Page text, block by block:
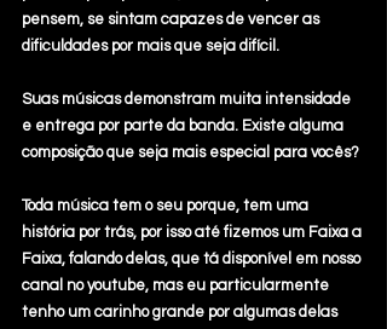
pensem, se sintam capazes de vencer as
dificuldades por mais que seja difícil.
Suas músicas demonstram muita intensidade
e entrega por parte da banda. Existe alguma
composição que seja mais especial para vocês?
Toda música tem o seu porque, tem uma
história por trás, por isso até fizemos um Faixa a
Faixa, falando delas, que tá disponível em nosso
canal no youtube, mas eu particularmente
tenho um carinho grande por algumas delas